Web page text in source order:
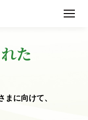
た
まに向けて、